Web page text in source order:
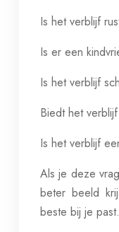
Is het verblijf
Is er een
Is het verblijf
Biedt het
Is het verblijf
Als je deze
beter beeld
beste bij je past.